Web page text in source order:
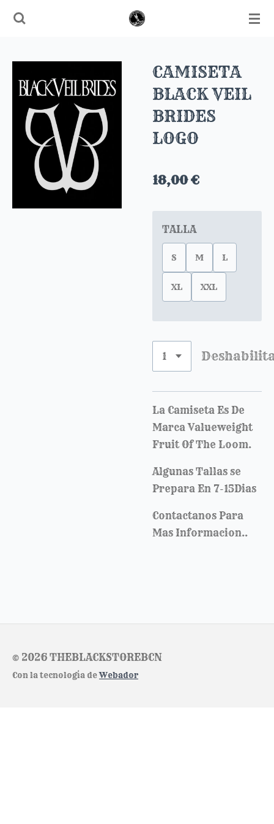
CAMISETA
BLACK VEIL
BRIDES
LOGO
18,00 €
TALLA
S M L
XL XXL
La Camiseta Es De
Marca Valueweight
Fruit Of The Loom.
Algunas Tallas se
Prepara En 7-15Dias
Contactanos Para
Mas Informacion..
© 2026 THEBLACKSTOREBCN
Con la tecnología deWebador